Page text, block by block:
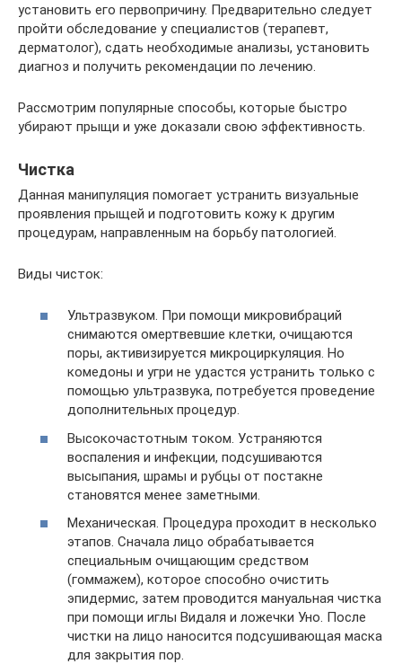
установить его первопричину. Предварительно следует
пройти обследование у специалистов (терапевт,
дерматолог), сдать необходимые анализы, установить
диагноз и получить рекомендации по лечению.
Рассмотрим популярные способы, которые быстро
убирают прыщи и уже доказали свою эффективность.
Чистка
Данная манипуляция помогает устранить визуальные
проявления прыщей и подготовить кожу к другим
процедурам, направленным на борьбу патологией.
Виды чисток:
Ультразвуком. При помощи микровибраций
снимаются омертвевшие клетки, очищаются
поры, активизируется микроциркуляция. Но
комедоны и угри не удастся устранить только с
помощью ультразвука, потребуется проведение
дополнительных процедур.
Высокочастотным током. Устраняются
воспаления и инфекции, подсушиваются
высыпания, шрамы и рубцы от постакне
становятся менее заметными.
Механическая. Процедура проходит в несколько
этапов. Сначала лицо обрабатывается
специальным очищающим средством
(гоммажем), которое способно очистить
эпидермис, затем проводится мануальная чистка
при помощи иглы Видаля и ложечки Уно. После
чистки на лицо наносится подсушивающая маска
для закрытия пор.